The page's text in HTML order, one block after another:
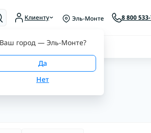
Клиенту Эль-Монте
Ваш город — Эль-Монте?
8 800
с нами